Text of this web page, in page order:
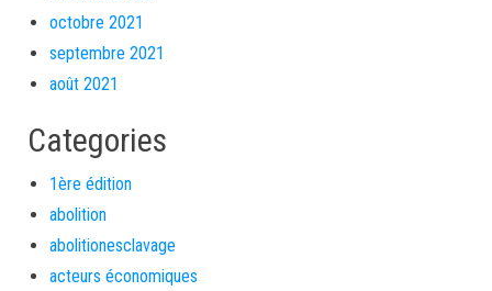
octobre 2021
septembre 2021
août 2021
Categories
1ère édition
abolition
abolitionesclavage
acteurs économiques